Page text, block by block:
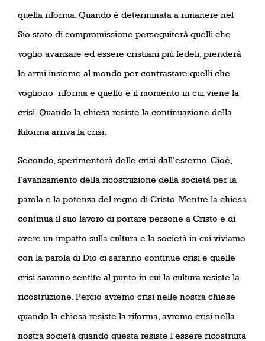
quella riforma. Quando è determinata a rimanere nel
Sio stato di compromissione perseguiterà quelli che
voglio avanzare ed essere cristiani più fedeli; prenderà
le armi insieme al mondo per contrastare quelli che
vogliono riforma e quello è il momento in cui viene la
crisi. Quando la chiesa resiste la continuazione della
Riforma arriva la crisi.
Secondo, sperimenterà delle crisi dall’esterno. Cioè,
l’avanzamento della ricostruzione della società per la
parola e la potenza del regno di Cristo. Mentre la chiesa
continua il suo lavoro di portare persone a Cristo e di
avere un impatto sulla cultura e la società in cui viviamo
con la parola di Dio ci saranno continue crisi e quelle
crisi saranno sentite al punto in cui la cultura resiste la
ricostruzione. Perciò avremo crisi nelle nostra chiese
quando la chiesa resiste la riforma, avremo crisi nella
nostra società quando questa resiste l’essere ricostruita